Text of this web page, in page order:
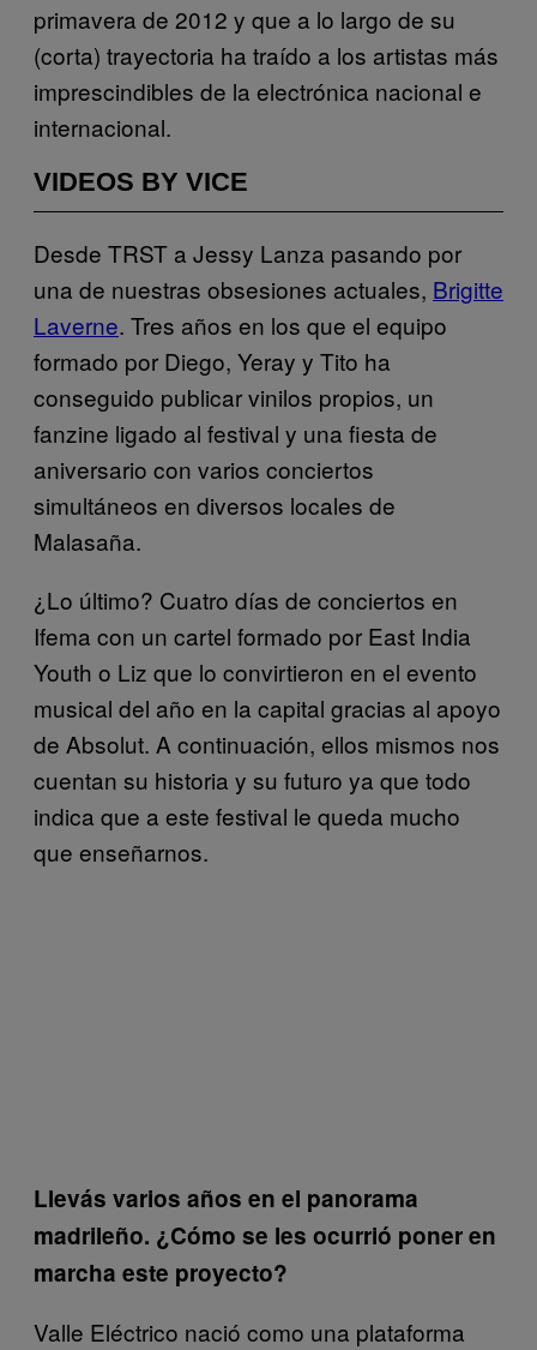
primavera de 2012 y que a lo largo de su
(corta) trayectoria ha traído a los artistas más
imprescindibles de la electrónica nacional e
internacional.
VIDEOS BY VICE
Desde TRST a Jessy Lanza pasando por
una de nuestras obsesiones actuales, Brigitte
Laverne. Tres años en los que el equipo
formado por Diego, Yeray y Tito ha
conseguido publicar vinilos propios, un
fanzine ligado al festival y una fiesta de
aniversario con varios conciertos
simultáneos en diversos locales de
Malasaña.
¿Lo último? Cuatro días de conciertos en
Ifema con un cartel formado por East India
Youth o Liz que lo convirtieron en el evento
musical del año en la capital gracias al apoyo
de Absolut. A continuación, ellos mismos nos
cuentan su historia y su futuro ya que todo
indica que a este festival le queda mucho
que enseñarnos.
Llevás varios años en el panorama
madrileño. ¿Cómo se les ocurrió poner en
marcha este proyecto?
Valle Eléctrico nació como una plataforma